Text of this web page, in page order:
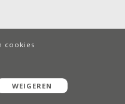
cookies
WEIGEREN